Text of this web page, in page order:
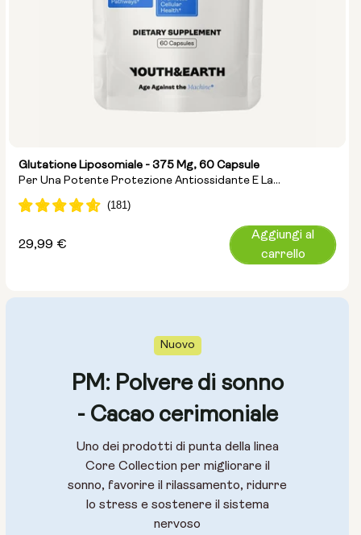
Glutatione Liposomiale - 375 Mg, 60 Capsule
Per Una Potente Protezione Antiossidante E La
Disintossicazione Cellulare
Prezzo
29,99 €
Aggiungi al
carrello
Nuovo
PM: Polvere di sonno
- Cacao cerimoniale
Uno dei prodotti di punta della linea
Core Collection per migliorare il
sonno, favorire il rilassamento, ridurre
lo stress e sostenere il sistema
nervoso